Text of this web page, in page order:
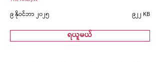
၉ နိုဝင်ဘာ ၂၀၂၅ ၉၂၂ KB
ရယူမယ်